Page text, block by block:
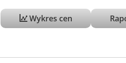
Wykres cen